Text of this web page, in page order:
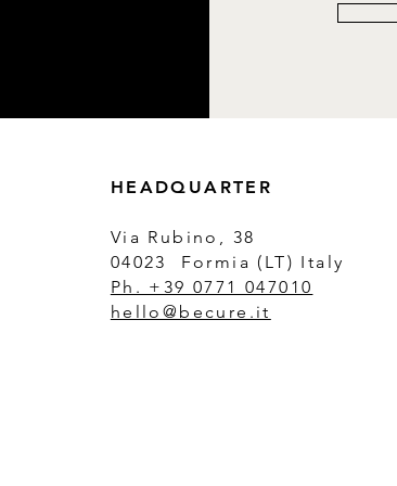
HEADQUARTER
Via Rubino, 38
04023 Formia (LT) Italy
Ph. +39 0771 047010
hello@becure.it